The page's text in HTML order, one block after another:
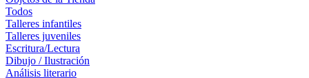
Todos
Talleres infantiles
Talleres juveniles
Escritura/Lectura
Dibujo / Ilustración
Análisis literario